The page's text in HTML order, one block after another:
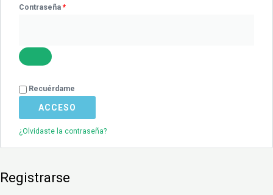
Contraseña*
Recuérdame
ACCESO
¿Olvidaste la contraseña?
Registrarse